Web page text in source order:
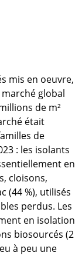
mis en oeuvre,
global
de m²
était
de
: les isolants
en
cloisons,
(44 %), utilisés
perdus. Les
en isolation
biosourcés (2
à peu une